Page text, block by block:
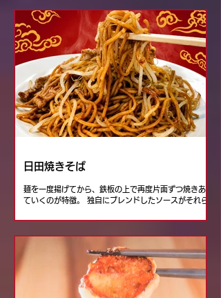
を是非一度ご賞味ください。
日田焼きそば
麺を一度揚げてから、鉄板の上で再度片面ずつ焼きあげ
ていくのが特徴。 独自にブレンドしたソースがそれら
味を引き立てています。焼き油は自家製ラードで炒めて
「特製激辛ソース日田焼きそば」(700円)もございま
す。 是非、挑戦者をお待ちしております。